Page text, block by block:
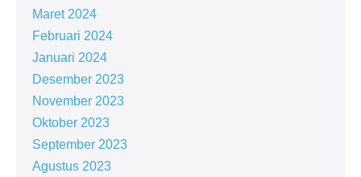
Maret 2024
Februari 2024
Januari 2024
Desember 2023
November 2023
Oktober 2023
September 2023
Agustus 2023